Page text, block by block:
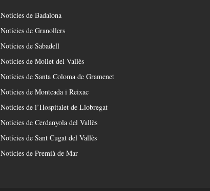
Notícies de Badalona
Notícies de Granollers
Notícies de Sabadell
Notícies de Mollet del Vallès
Notícies de Santa Coloma de Gramenet
Notícies de Montcada i Reixac
Notícies de l’Hospitalet de Llobregat
Notícies de Cerdanyola del Vallès
Notícies de Sant Cugat del Vallès
Notícies de Premià de Mar